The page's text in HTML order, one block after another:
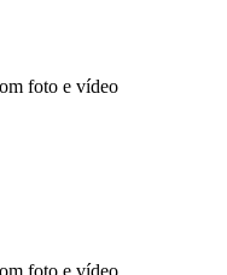
foto e vídeo